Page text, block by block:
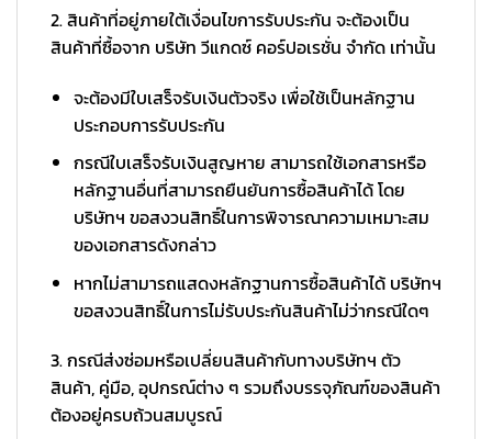
2. สินค้าที่อยู่ภายใต้เงื่อนไขการรับประกัน จะต้องเป็น
สินค้าที่ซื้อจาก บริษัท วีแกดซ์ คอร์ปอเรชั่น จำกัด เท่านั้น
จะต้องมีใบเสร็จรับเงินตัวจริง เพื่อใช้เป็นหลักฐาน
ประกอบการรับประกัน
กรณีใบเสร็จรับเงินสูญหาย สามารถใช้เอกสารหรือ
หลักฐานอื่นที่สามารถยืนยันการซื้อสินค้าได้ โดย
บริษัทฯ ขอสงวนสิทธิ์ในการพิจารณาความเหมาะสม
ของเอกสารดังกล่าว
หากไม่สามารถแสดงหลักฐานการซื้อสินค้าได้ บริษัทฯ
ขอสงวนสิทธิ์ในการไม่รับประกันสินค้าไม่ว่ากรณีใดๆ
3. กรณีส่งซ่อมหรือเปลี่ยนสินค้ากับทางบริษัทฯ ตัว
สินค้า, คู่มือ, อุปกรณ์ต่าง ๆ รวมถึงบรรจุภัณฑ์ของสินค้า
ต้องอยู่ครบถ้วนสมบูรณ์